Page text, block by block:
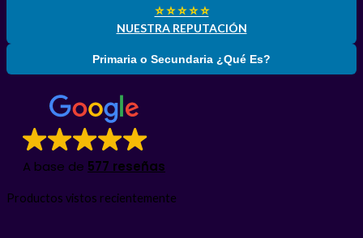
⭐ ⭐ ⭐ ⭐ ⭐
NUESTRA REPUTACIÓN
Primaria o Secundaria ¿Qué Es?
A base de 577 reseñas
Productos vistos recientemente